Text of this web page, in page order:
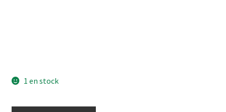
1 en stock